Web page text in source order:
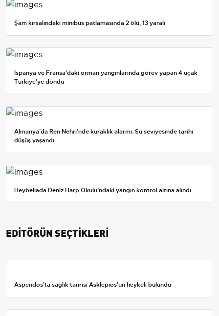
Şam kırsalındaki minibüs patlamasında 2 ölü, 13 yaralı
İspanya ve Fransa'daki orman yangınlarında görev yapan 4 uçak
Türkiye'ye döndü
Almanya’da Ren Nehri’nde kuraklık alarmı: Su seviyesinde tarihi
düşüş yaşandı
Heybeliada Deniz Harp Okulu’ndaki yangın kontrol altına alındı
EDİTÖRÜN SEÇTİKLERİ
Aspendos'ta sağlık tanrısı Asklepios'un heykeli bulundu